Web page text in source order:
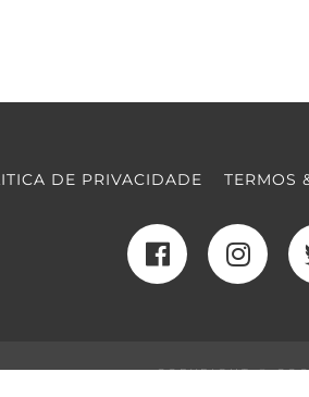
DE PRIVACIDADE TERMOS
COPYRIGHT ©